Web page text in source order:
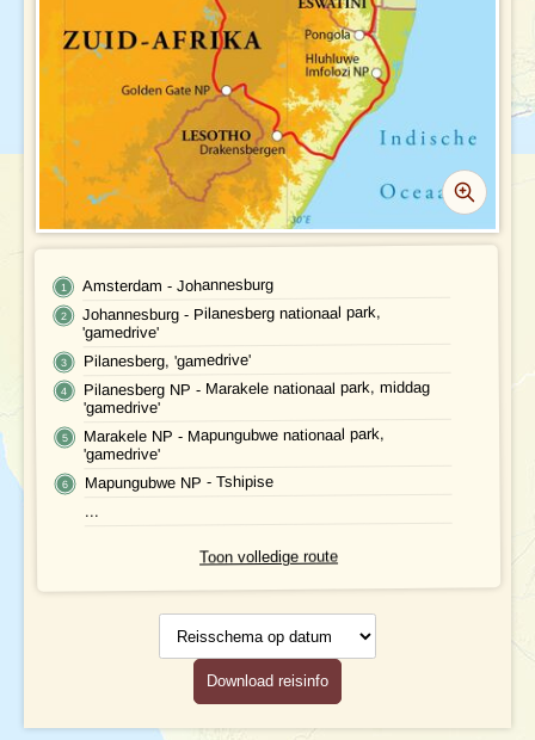
Bij de reis inbegrepen
Excursies
Reisdocumenten
Geldzaken
Maaltijden
Hotelverlenging
Klimaat en geografie
Reisbegeleiding en gidsen
Amsterdam - Johannesburg
Johannesburg - Pilanesberg nationaal park,
'gamedrive'
Pilanesberg, 'gamedrive'
Pilanesberg NP - Marakele nationaal park, middag
'gamedrive'
Marakele NP - Mapungubwe nationaal park,
'gamedrive'
Mapungubwe NP - Tshipise
...
Toon volledige route
op datum
Download reisinfo